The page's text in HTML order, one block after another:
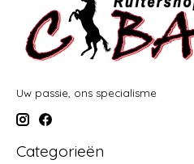
Uw passie, ons specialisme
Categorieën